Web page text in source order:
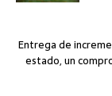
Entrega de
estado, un